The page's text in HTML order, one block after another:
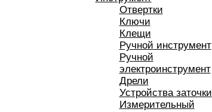
Отвертки
Ключи
Клещи
Ручной инструмент
Ручной
электроинструмент
Дрели
Устройства заточки
Измерительный